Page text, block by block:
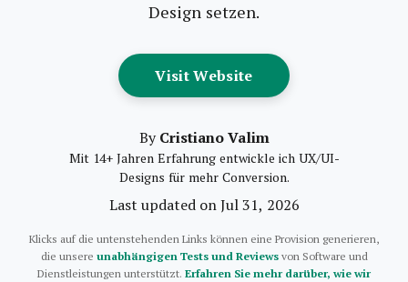
Design setzen.
Visit WebsiteOpens New Window
ByCristiano Valim
Mit 14+ Jahren Erfahrung entwickle ich UX/UI-
Designs für mehr Conversion.
Last updated on Jul 31, 2026
Klicks auf die untenstehenden Links können eine Provision generieren,
die unsere unabhängigen Tests und Reviewsvon Software und
Dienstleistungen unterstützt. Erfahren Sie mehr darüber, wie wir